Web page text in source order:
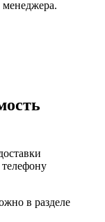
менеджера.
в разделе